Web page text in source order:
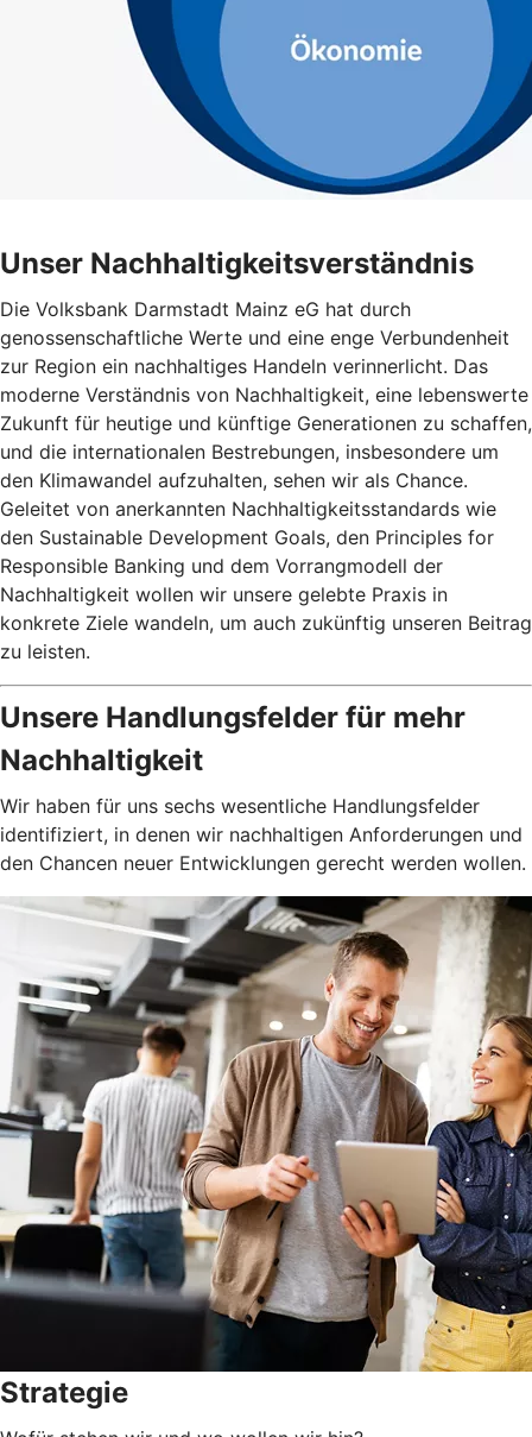
Unser Nachhaltigkeitsverständnis
Die Volksbank Darmstadt Mainz eG hat durch
genossenschaftliche Werte und eine enge Verbundenheit
zur Region ein nachhaltiges Handeln verinnerlicht. Das
moderne Verständnis von Nachhaltigkeit, eine lebenswerte
Zukunft für heutige und künftige Generationen zu schaffen,
und die internationalen Bestrebungen, insbesondere um
den Klimawandel aufzuhalten, sehen wir als Chance.
Geleitet von anerkannten Nachhaltigkeitsstandards wie
den Sustainable Development Goals, den Principles for
Responsible Banking und dem Vorrangmodell der
Nachhaltigkeit wollen wir unsere gelebte Praxis in
konkrete Ziele wandeln, um auch zukünftig unseren Beitrag
zu leisten.
Unsere Handlungsfelder für mehr
Nachhaltigkeit
Wir haben für uns sechs wesentliche Handlungsfelder
identifiziert, in denen wir nachhaltigen Anforderungen und
den Chancen neuer Entwicklungen gerecht werden wollen.
Strategie